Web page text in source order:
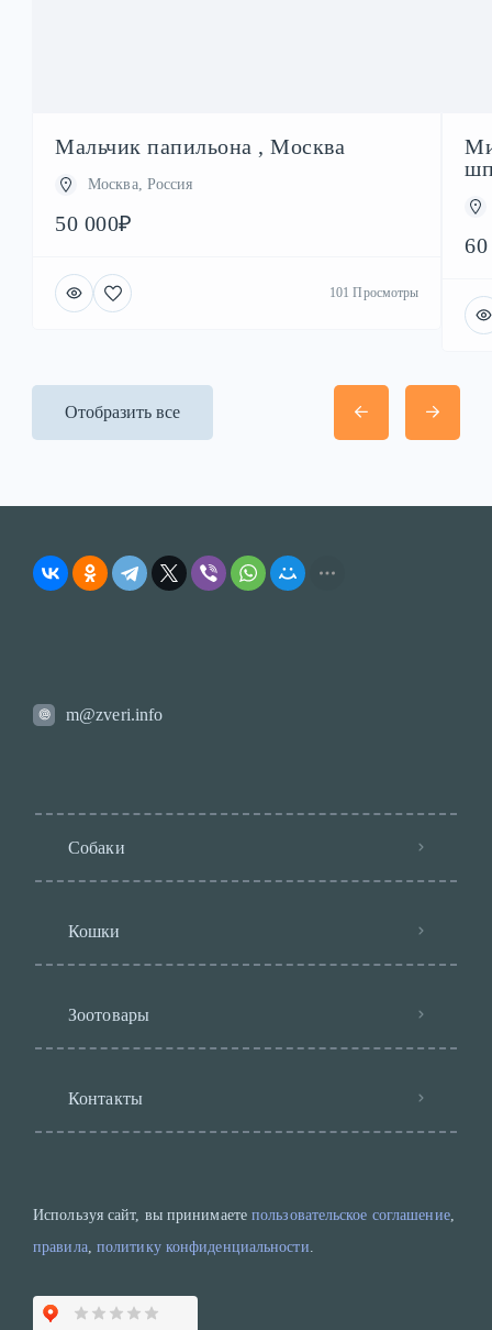
Мальчик папильона , Москва
Москва, Россия
50 000₽
101 Просмотры
Отобразить все
m@zveri.info
Собаки
Кошки
Зоотовары
Контакты
Используя сайт, вы принимаете пользовательское соглашение,
правила, политику конфиденциальности